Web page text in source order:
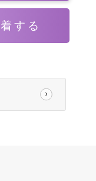
する